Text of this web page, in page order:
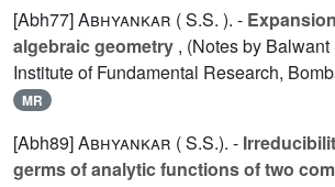
[Abh77]Abhyankar ( S.S. ). -
algebraic geometry , (Notes by Balwant
Institute of Fundamental Research,
MR
[Abh89]Abhyankar ( S.S.). -
germs of analytic functions of two